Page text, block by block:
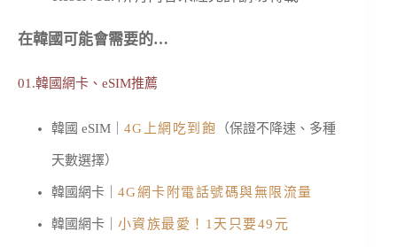
在韓國可能會需要的…
01.韓國網卡、eSIM推薦
韓國 eSIM｜ 4G上網吃到飽 （保證不降速、多種
天數選擇）
韓國網卡｜ 4G網卡附電話號碼與無限流量
韓國網卡｜ 小資族最愛！1天只要49元